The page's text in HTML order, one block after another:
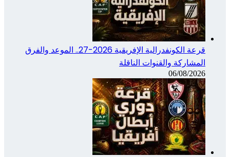
قرعة الكونفدرالية الإفريقية 2026-27.. الموعد والفرق
المشاركة والقنوات الناقلة
06/08/2026